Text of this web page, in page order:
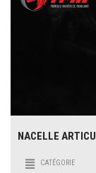
NACELLE
CATÉGORIE